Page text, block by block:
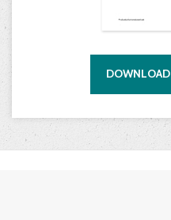
DOWNLOAD